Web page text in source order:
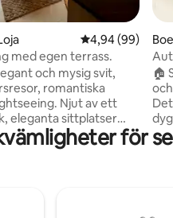
10 omdömen
4,94 av 5 i
4,94 (99)
med egen terrass.
och mysig svit,
romantiska
Njut av ett
eleganta sittplatser
med en rullstol. Allt i
bekvämt belägen miljö.
🏠
för